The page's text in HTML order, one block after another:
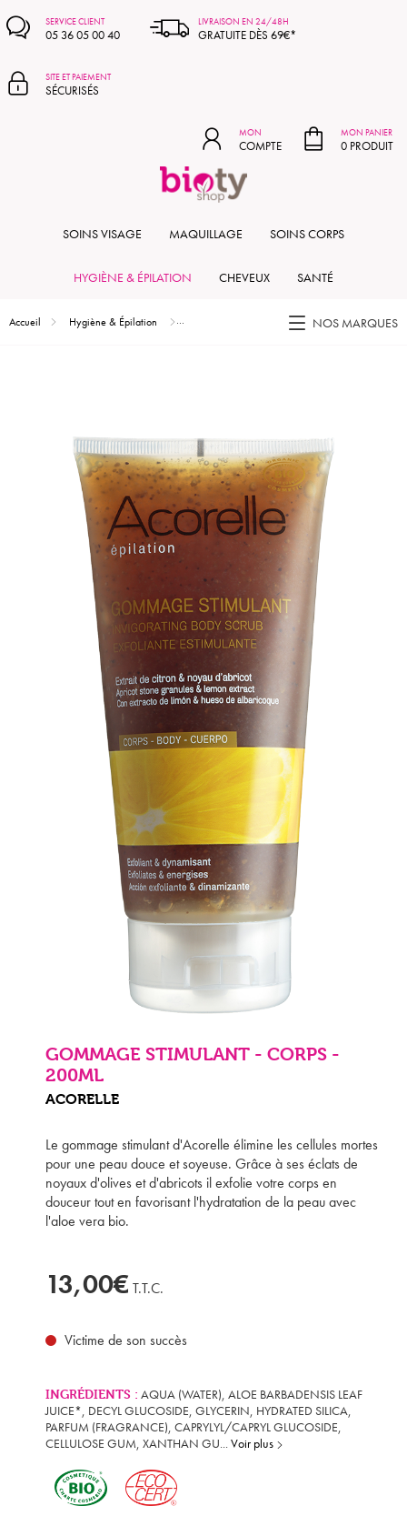
SERVICE CLIENT
05 36 05 00 40
LIVRAISON EN 24/48H
GRATUITE DÈS 69€*
SITE ET PAIEMENT
SÉCURISÉS
MON
COMPTE
MON PANIER
0 PRODUIT
SOINS VISAGE MAQUILLAGE SOINS CORPS
HYGIÈNE & ÉPILATION CHEVEUX SANTÉ
Accueil Hygiène & Épilation Gommage stimulant -
NOS MARQUES
GOMMAGE STIMULANT - CORPS -
200ML
ACORELLE
Le gommage stimulant d'Acorelle élimine les cellules mortes
pour une peau douce et soyeuse. Grâce à ses éclats de
noyaux d'olives et d'abricots il exfolie votre corps en
douceur tout en favorisant l'hydratation de la peau avec
l'aloe vera bio.
13,00€ T.T.C.
Victime de son succès
INGRÉDIENTS : AQUA (WATER), ALOE BARBADENSIS LEAF
JUICE*, DECYL GLUCOSIDE, GLYCERIN, HYDRATED SILICA,
PARFUM (FRAGRANCE), CAPRYLYL/CAPRYL GLUCOSIDE,
CELLULOSE GUM, XANTHAN GU...Voir plus
MON PANIER